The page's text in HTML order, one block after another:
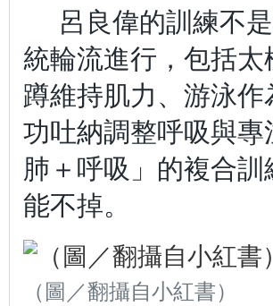
呂良偉的訓練不
統輪流進行，包括
蹲維持肌力、游泳
功吐納調整呼吸與
肺＋呼吸」的複合
能不掉。
（圖／翻攝自小紅書）